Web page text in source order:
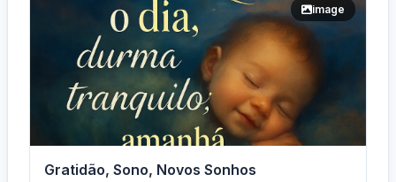
image
Gratidão, Sono, Novos Sonhos